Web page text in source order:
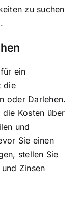
zu suchen
ein
die
oder Darlehen.
die Kosten über
und
Sie einen
stellen Sie
Zinsen